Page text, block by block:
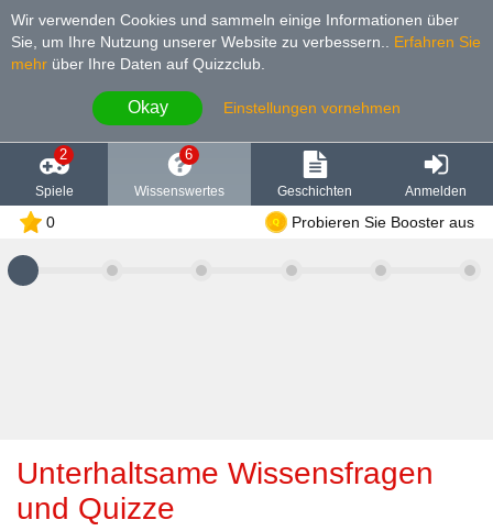
Wir verwenden Cookies und sammeln einige Informationen über
Sie, um Ihre Nutzung unserer Website zu verbessern.
Erfahren Sie
mehr über Ihre Daten auf Quizzclub.
Okay Einstellungen vornehmen
2
Spiele
6
Wissenswertes Geschichten Anmelden
0 Probieren Sie Booster aus
Unterhaltsame Wissensfragen
und Quizze